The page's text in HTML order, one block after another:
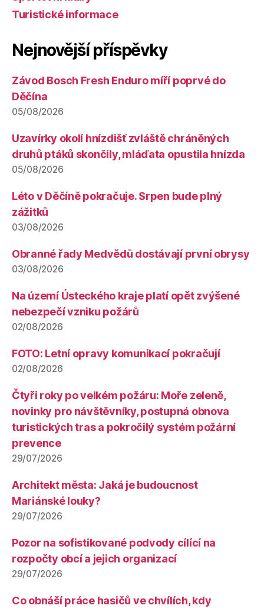
Turistické informace
Nejnovější příspěvky
Závod Bosch Fresh Enduro míří poprvé do
Děčína
05/08/2026
Uzavírky okolí hnízdišť zvláště chráněných
druhů ptáků skončily, mláďata opustila hnízda
05/08/2026
Léto v Děčíně pokračuje. Srpen bude plný
zážitků
03/08/2026
Obranné řady Medvědů dostávají první obrysy
03/08/2026
Na území Ústeckého kraje platí opět zvýšené
nebezpečí vzniku požárů
02/08/2026
FOTO: Letní opravy komunikací pokračují
02/08/2026
Čtyři roky po velkém požáru: Moře zeleně,
novinky pro návštěvníky, postupná obnova
turistických tras a pokročilý systém požární
prevence
29/07/2026
Architekt města: Jaká je budoucnost
Mariánské louky?
29/07/2026
Pozor na sofistikované podvody cílící na
rozpočty obcí a jejich organizací
29/07/2026
Co obnáší práce hasičů ve chvílích, kdy